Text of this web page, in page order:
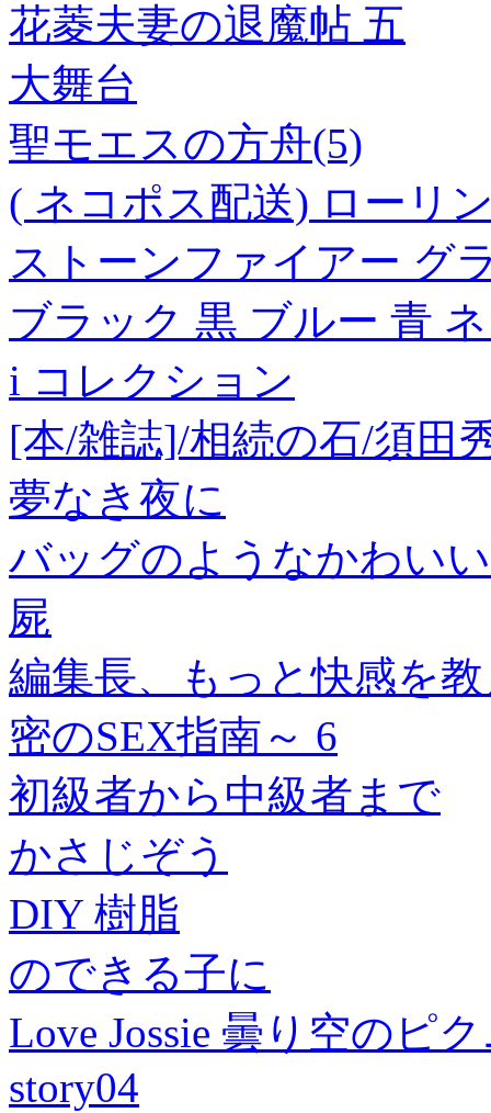
花菱夫妻の退魔帖 五
大舞台
聖モエスの方舟(5)
( ネコポス配送) ローリ
ストーンファイアー グ
ブラック 黒 ブルー 青
i コレクション
[本/雑誌]/相続の石/須田
夢なき夜に
バッグのようなかわい
屍
編集長、もっと快感を
密のSEX指南～ 6
初級者から中級者まで
かさじぞう
DIY 樹脂
のできる子に
Love Jossie 曇り空のピ
story04